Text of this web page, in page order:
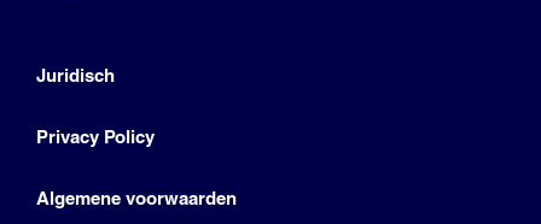
Juridisch
Privacy Policy
Algemene voorwaarden